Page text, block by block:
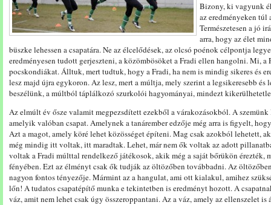
Bizony, ki vagyunk
az eredményeken túl
Természetesen a jó
arra, hogy az élet
büszke lehessen a csapatára. Ne az élcelődések, az olcsó poénok célpontja
eredményesen tudott gerjeszteni, a közömbösöket a Fradi ellen hangolni. Mi,
pocskondiákat. Álltuk, mert tudtuk, hogy a Fradi, ha nem is mindig sikeres és
lesz majd újra egykoron. Az lesz, mert a múltja, mely szerint a legsikeresebb és
beszélünk, a múltból táplálkozó szurkolói hagyományai, mindezt
Az elmúlt év ősze valamit megpezsdített ezekből a várakozásokból. A
amelyik valóban csapat. Amelynek a tanárember edzője még arra is figyelt,
Azt a magot, amely köré lehet közösséget építeni. Mag csak azokból lehetett,
még mindig itt voltak, itt maradtak. Lehet, már nem ők voltak az adott
voltak a Fradi múlttal rendelkező játékosok, akik még a saját bőrükön érezték,
fényében. Ezt az élményt csak ők tudják az öltözőben továbbadni. Az
nagyon fontos tényezője. Mármint az a hangulat, ami ott kialakul, amihez
lőn! A tudatos csapatépítő munka e tekintetben is eredményt hozott. A
váz, amit nem lehet csak úgy összeroppantani. Az a váz, amely az ellenszelet